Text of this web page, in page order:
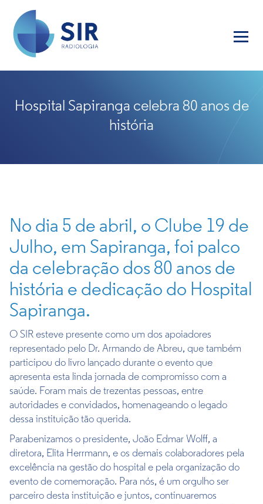
Hospital Sapiranga celebra 80 anos de
história
No dia 5 de abril, o Clube 19 de
Julho, em Sapiranga, foi palco
da celebração dos 80 anos de
história e dedicação do Hospital
Sapiranga.
O SIR esteve presente como um dos apoiadores
representado pelo Dr. Armando de Abreu, que também
participou do livro lançado durante o evento que
apresenta esta linda jornada de compromisso com a
saúde. Foram mais de trezentas pessoas, entre
autoridades e convidados, homenageando o legado
dessa instituição tão querida.
Parabenizamos o presidente, João Edmar Wolff, a
diretora, Elita Herrmann, e os demais colaboradores pela
excelência na gestão do hospital e pela organização do
evento de comemoração. Para nós, é um orgulho ser
parceiro desta instituição e juntos, continuaremos